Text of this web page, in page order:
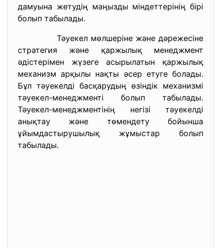
дамуына жетудің маңызды міндеттерінің бірі
болып табылады.
Тәуекел мөлшеріне және дәрежесіне
стратегия және қаржылық менеджмент
әдістерімен жүзеге асырылатын қаржылық
механизм арқылы нақты әсер етуге болады.
Бұл тәуекелді басқарудың өзіндік механизмі
тәуекел-менеджменті болып табылады.
Тәуекел-менеджментінің негізі тәуекелді
анықтау және төмендету бойынша
ұйымдастырушылық жұмыстар болып
табылады.